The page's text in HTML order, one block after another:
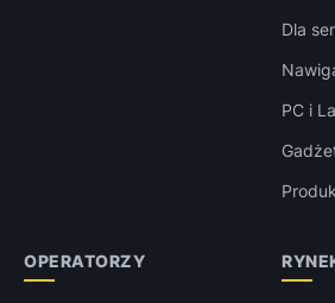
Dla
PC i
OPERATORZY